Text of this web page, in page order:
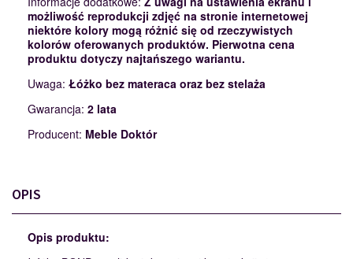
możliwość reprodukcji zdjęć na stronie internetowej
niektóre kolory mogą różnić się od rzeczywistych
kolorów oferowanych produktów. Pierwotna cena
produktu dotyczy najtańszego wariantu.
Uwaga: Łóżko bez materaca oraz bez stelaża
Gwarancja: 2 lata
Producent: Meble Doktór
OPIS
Opis produktu: